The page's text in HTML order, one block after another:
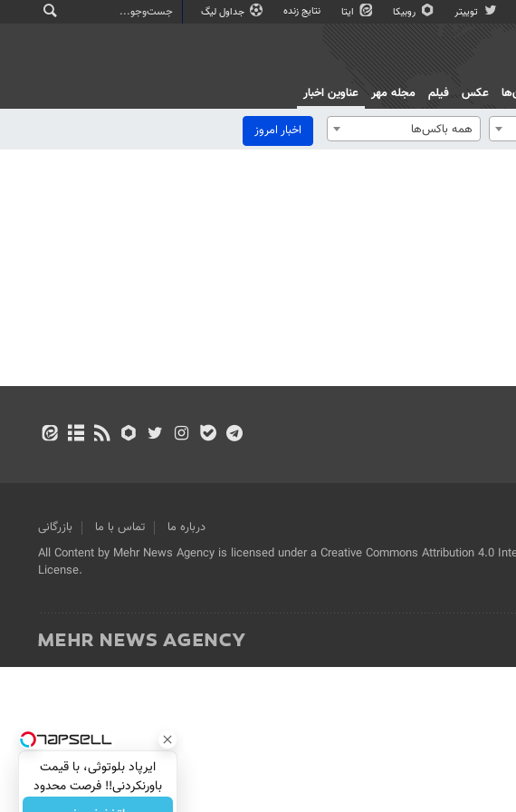
توییتر روبیکا ایتا نتایج زنده جداول لیگ
عکس فیلم مجله مهر
عناوین اخبار
همه باکس‌ها اخبار امروز
درباره ما تماس با ما
بازرگانی
All Content by Mehr News Agency is licensed under a Creative Commons Attribution 4.0
License.
ایرپاد بلوتوثی، با قیمت
باورنکردنی!! فرصت محدود